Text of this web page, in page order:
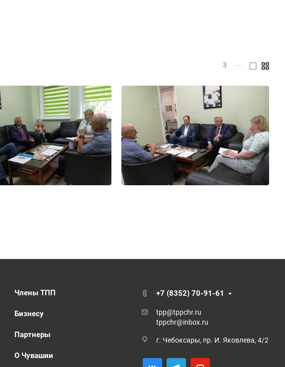
3 —
Члены ТПП
Бизнесу
Партнеры
О Чувашии
+7 (8352) 70-91-61
tpp@tppchr.ru
tppchr@inbox.ru
г. Чебоксары, пр. И. Яковлева, 4/2